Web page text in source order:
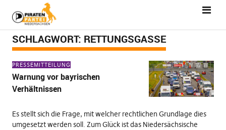
SCHLAGWORT: RETTUNGSGASSE
PRESSEMITTEILUNG
Warnung vor bayrischen
Verhältnissen
Es stellt sich die Frage, mit welcher rechtlichen Grundlage dies
umgesetzt werden soll. Zum Glück ist das Niedersächsische